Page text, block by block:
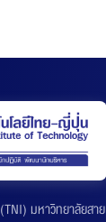
มหาวิทยาลัยสาย